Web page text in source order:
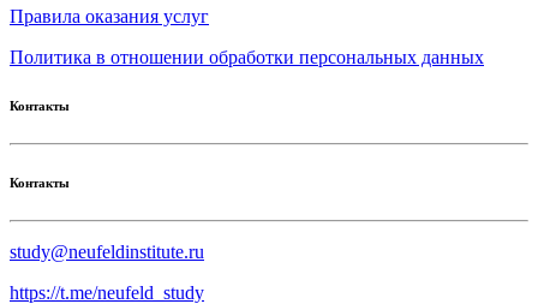
Правила оказания услуг
Политика в отношении обработки персональных данных
Контакты
Контакты
study@neufeldinstitute.ru
https://t.me/neufeld_study